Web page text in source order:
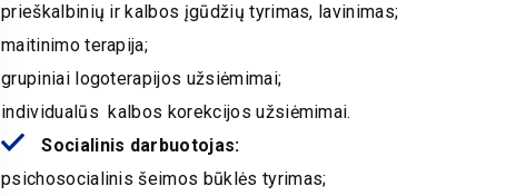
prieškalbinių ir kalbos įgūdžių tyrimas, lavinimas;
maitinimo terapija;
grupiniai logoterapijos užsiėmimai;
individualūs kalbos korekcijos užsiėmimai.
Socialinis darbuotojas:
psichosocialinis šeimos būklės tyrimas;